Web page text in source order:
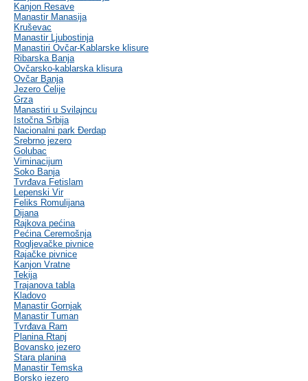
Kanjon Resave
Manastir Manasija
Kruševac
Manastir Ljubostinja
Manastiri Ovčar-Kablarske klisure
Ribarska Banja
Ovčarsko-kablarska klisura
Ovčar Banja
Jezero Ćelije
Grza
Manastiri u Svilajncu
Istočna Srbija
Nacionalni park Đerdap
Srebrno jezero
Golubac
Viminacijum
Soko Banja
Tvrđava Fetislam
Lepenski Vir
Feliks Romulijana
Dijana
Rajkova pećina
Pećina Ceremošnja
Rogljevačke pivnice
Rajačke pivnice
Kanjon Vratne
Tekija
Trajanova tabla
Kladovo
Manastir Gornjak
Manastir Tuman
Tvrđava Ram
Planina Rtanj
Bovansko jezero
Stara planina
Manastir Temska
Borsko jezero